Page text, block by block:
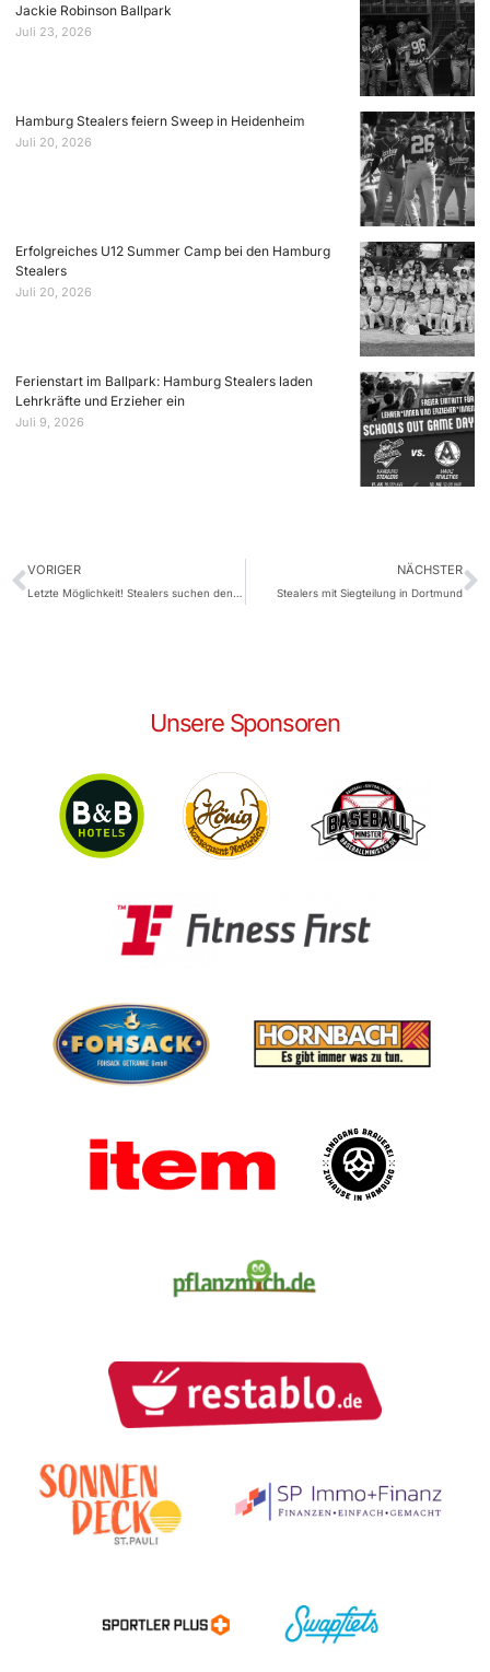
Jackie Robinson Ballpark
Juli 23, 2026
Hamburg Stealers feiern Sweep in Heidenheim
Juli 20, 2026
Erfolgreiches U12 Summer Camp bei den Hamburg
Stealers
Juli 20, 2026
Ferienstart im Ballpark: Hamburg Stealers laden
Lehrkräfte und Erzieher ein
Juli 9, 2026
VORIGER NÄCHSTER
Stealers mit Siegteilung in Dortmund
Unsere Sponsoren